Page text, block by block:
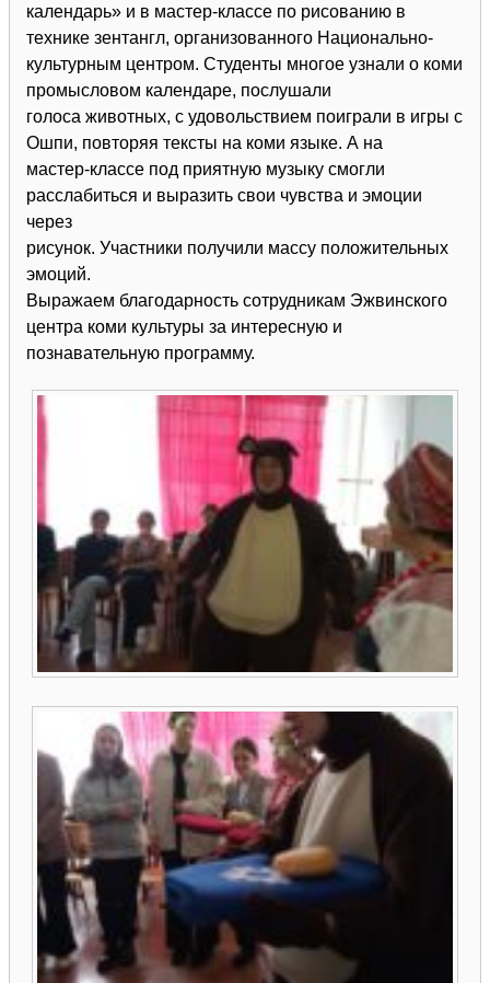
календарь» и в мастер-классе по рисованию в
технике зентангл, организованного Национально-
культурным центром. Студенты многое узнали о коми
промысловом календаре, послушали
голоса животных, с удовольствием поиграли в игры с
Ошпи, повторяя тексты на коми языке. А на
мастер-классе под приятную музыку смогли
расслабиться и выразить свои чувства и эмоции
через
рисунок. Участники получили массу положительных
эмоций.
Выражаем благодарность сотрудникам Эжвинского
центра коми культуры за интересную и
познавательную программу.